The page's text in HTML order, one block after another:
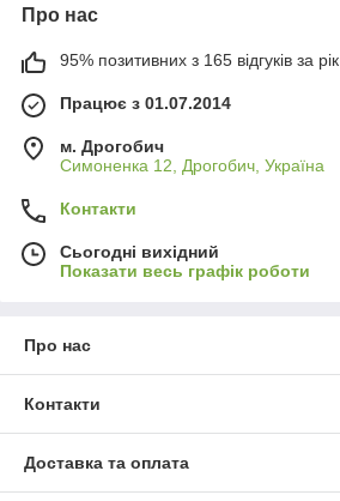
Про нас
95% позитивних з 165 відгуків за рік
Працює з 01.07.2014
м. Дрогобич
Симоненка 12, Дрогобич, Україна
Контакти
Сьогодні вихідний
Показати весь графік роботи
Про нас
Контакти
Доставка та оплата